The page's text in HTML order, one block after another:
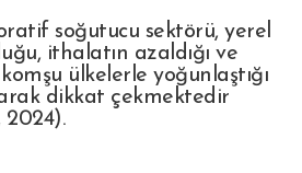
soğutucu sektörü, yerel
ithalatın azaldığı ve
ülkelerle yoğunlaştığı
dikkat çekmektedir
2024).